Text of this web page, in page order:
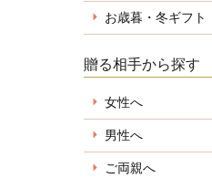
お歳暮・冬ギフト
贈る相手から探す
女性へ
男性へ
ご両親へ